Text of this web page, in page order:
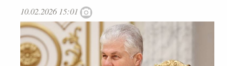
10.02.2026 15:01